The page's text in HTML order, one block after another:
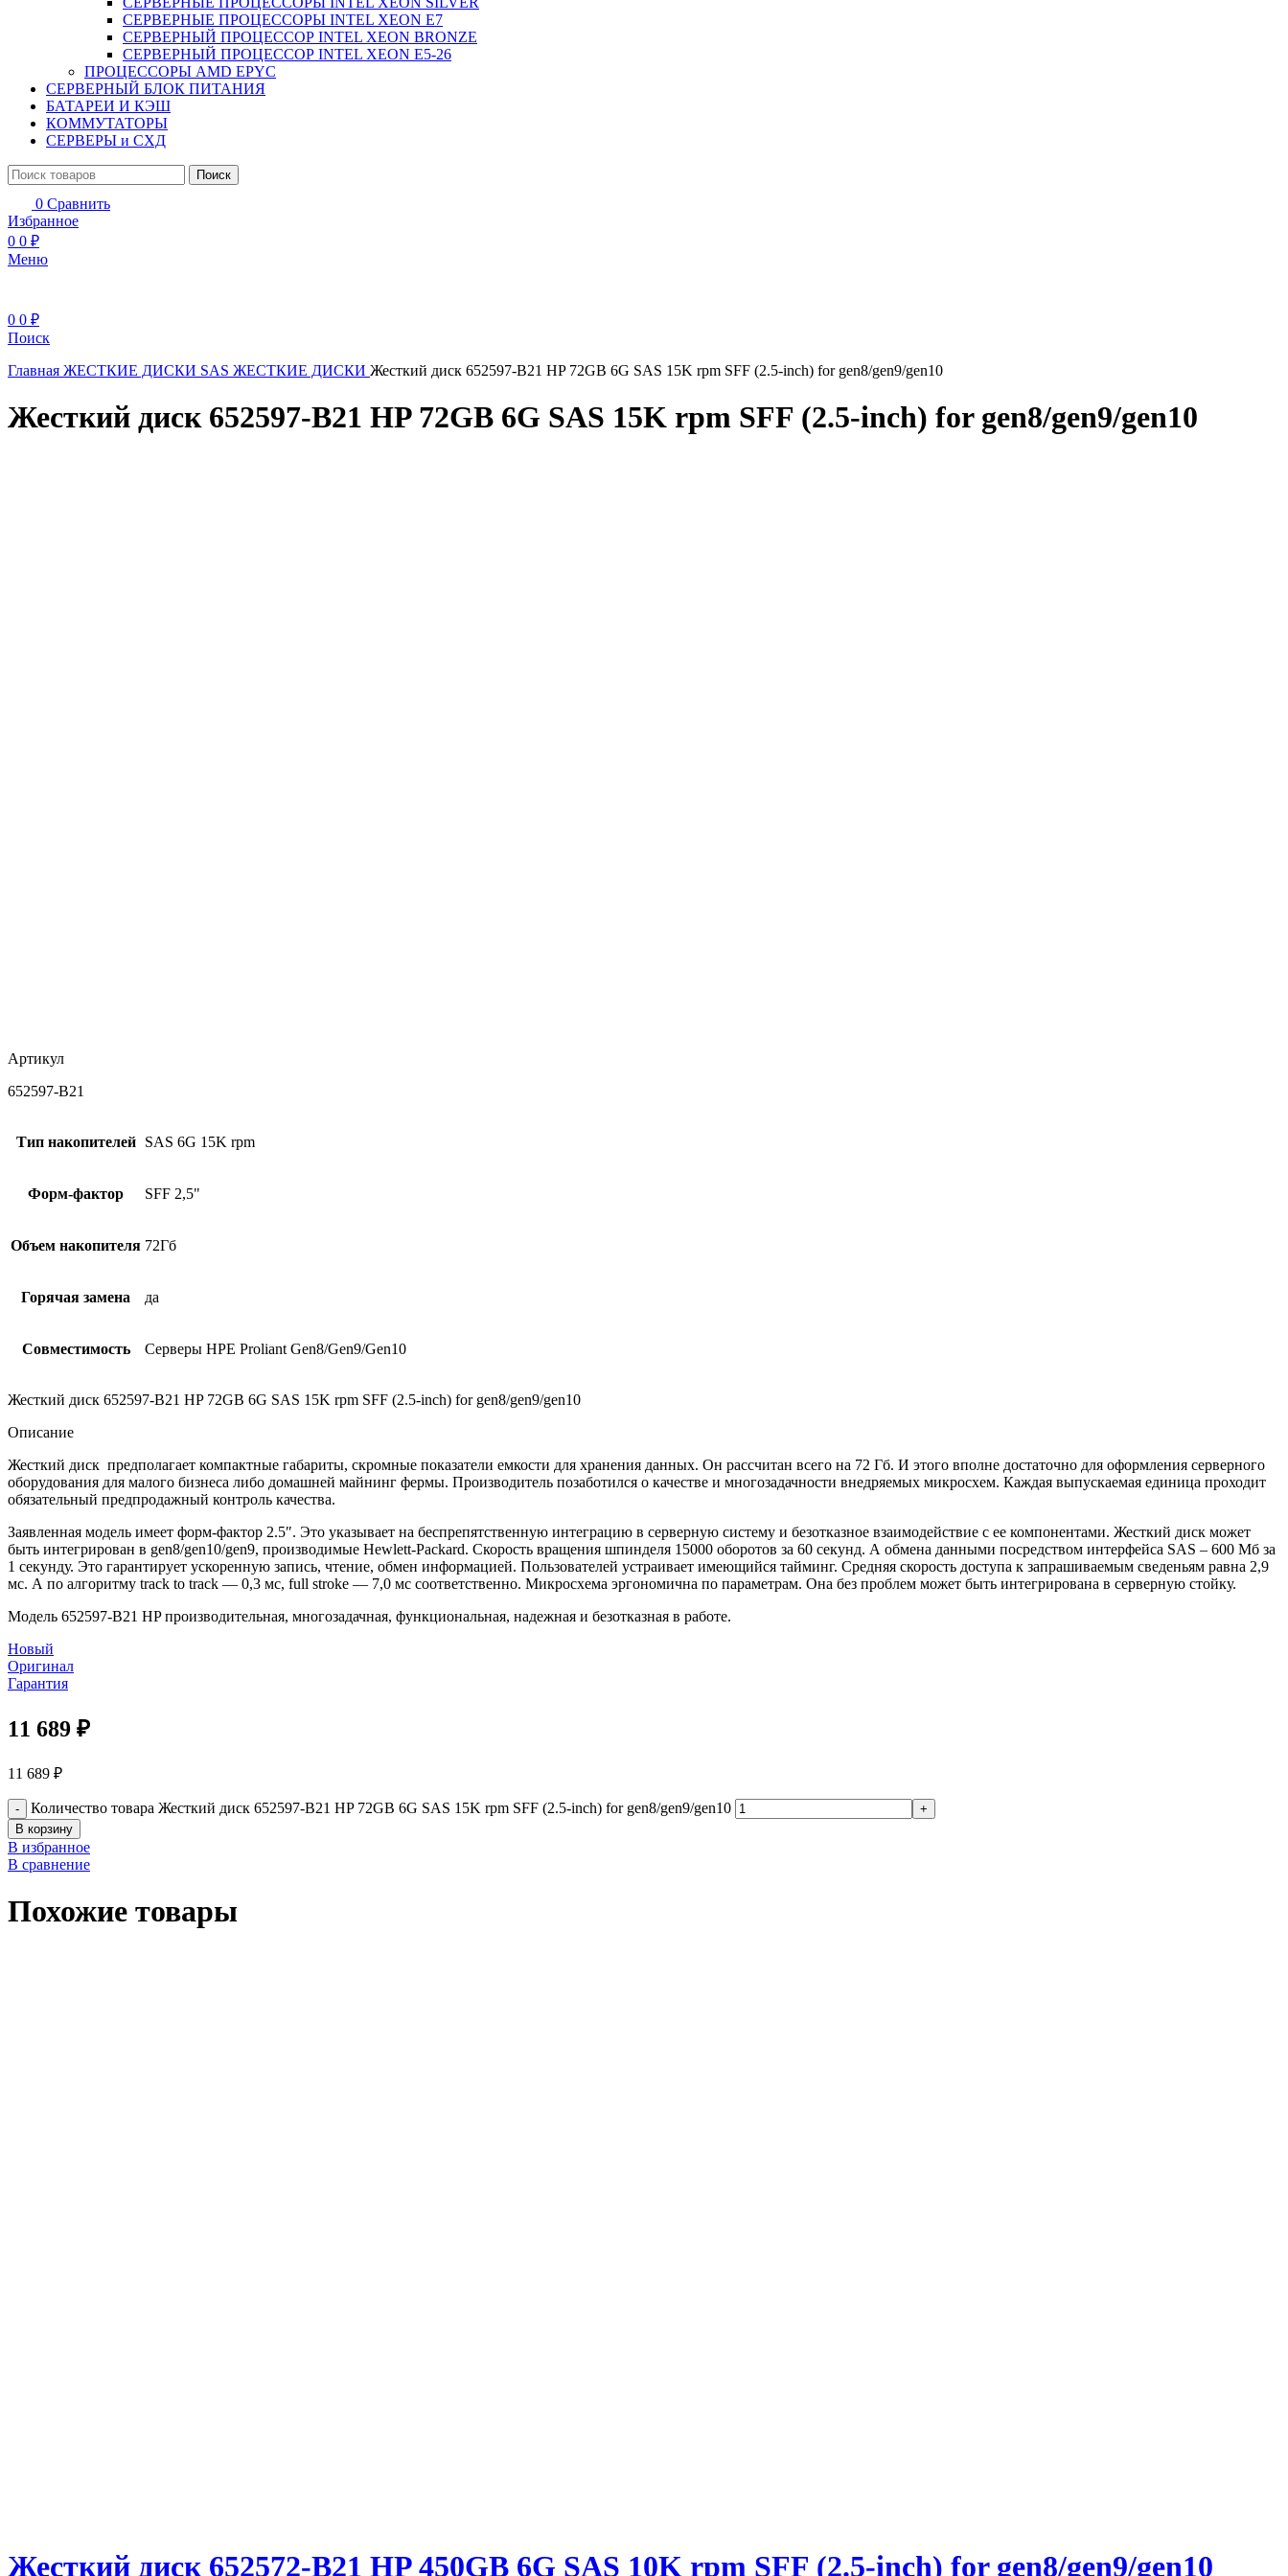
СЕРВЕРНЫЕ ПРОЦЕССОРЫ INTEL XEON Е7
СЕРВЕРНЫЙ ПРОЦЕССОР INTEL XEON BRONZE
СЕРВЕРНЫЙ ПРОЦЕССОР INTEL XEON Е5-26
ПРОЦЕССОРЫ AMD EPYC
СЕРВЕРНЫЙ БЛОК ПИТАНИЯ
БАТАРЕИ И КЭШ
КОММУТАТОРЫ
СЕРВЕРЫ и СХД
Поиск
0 Сравнить
Избранное
0 0 ₽
Меню
0 0 ₽
Поиск
Главная ЖЕСТКИЕ ДИСКИ SAS ЖЕСТКИЕ ДИСКИ Жесткий диск 652597-B21 HP 72GB 6G SAS 15K rpm SFF (2.5-inch) for gen8/gen9/gen10
Жесткий диск 652597-B21 HP 72GB 6G SAS 15K rpm SFF (2.5-inch) for gen8/gen9/gen10
Артикул
652597-B21
Тип накопителей SAS 6G 15K rpm
Форм-фактор SFF 2,5"
Объем накопителя 72Гб
Горячая замена да
Совместимость Серверы HPE Proliant Gen8/Gen9/Gen10
Жесткий диск 652597-B21 HP 72GB 6G SAS 15K rpm SFF (2.5-inch) for gen8/gen9/gen10
Описание
Жесткий диск предполагает компактные габариты, скромные показатели емкости для хранения данных. Он рассчитан всего на 72 Гб. И этого вполне достаточно для оформления серверного
оборудования для малого бизнеса либо домашней майнинг фермы. Производитель позаботился о качестве и многозадачности внедряемых микросхем. Каждая выпускаемая единица проходит
обязательный предпродажный контроль качества.
Заявленная модель имеет форм-фактор 2.5″. Это указывает на беспрепятственную интеграцию в серверную систему и безотказное взаимодействие с ее компонентами. Жесткий диск может
быть интегрирован в gen8/gen10/gen9, производимые Hewlett-Packard. Скорость вращения шпинделя 15000 оборотов за 60 секунд. А обмена данными посредством интерфейса SAS – 600 Мб за
1 секунду. Это гарантирует ускоренную запись, чтение, обмен информацией. Пользователей устраивает имеющийся тайминг. Средняя скорость доступа к запрашиваемым сведеньям равна 2,9
мс. А по алгоритму track to track — 0,3 мс, full stroke — 7,0 мс соответственно. Микросхема эргономична по параметрам. Она без проблем может быть интегрирована в серверную стойку.
Модель 652597-B21 HP производительная, многозадачная, функциональная, надежная и безотказная в работе.
Новый
Оригинал
Гарантия
11 689 ₽
11 689 ₽
Количество товара Жесткий диск 652597-B21 HP 72GB 6G SAS 15K rpm SFF (2.5-inch) for gen8/gen9/gen10
В корзину
В избранное
В сравнение
Похожие товары
Жесткий диск 652572-B21 HP 450GB 6G SAS 10K rpm SFF (2.5-inch) for gen8/gen9/gen10